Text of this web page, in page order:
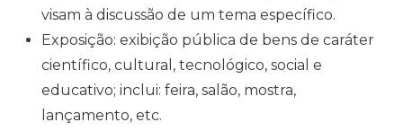
visam à discussão de um tema específico.
Exposição: exibição pública de bens de caráter
científico, cultural, tecnológico, social e
educativo; inclui: feira, salão, mostra,
lançamento, etc.